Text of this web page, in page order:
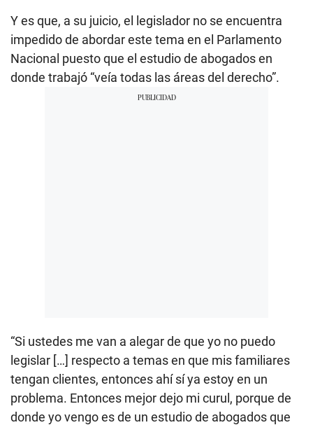
Y es que, a su juicio, el legislador no se encuentra
impedido de abordar este tema en el Parlamento
Nacional puesto que el estudio de abogados en
donde trabajó “veía todas las áreas del derecho”.
“Si ustedes me van a alegar de que yo no puedo
legislar […] respecto a temas en que mis familiares
tengan clientes, entonces ahí sí ya estoy en un
problema. Entonces mejor dejo mi curul, porque de
donde yo vengo es de un estudio de abogados que